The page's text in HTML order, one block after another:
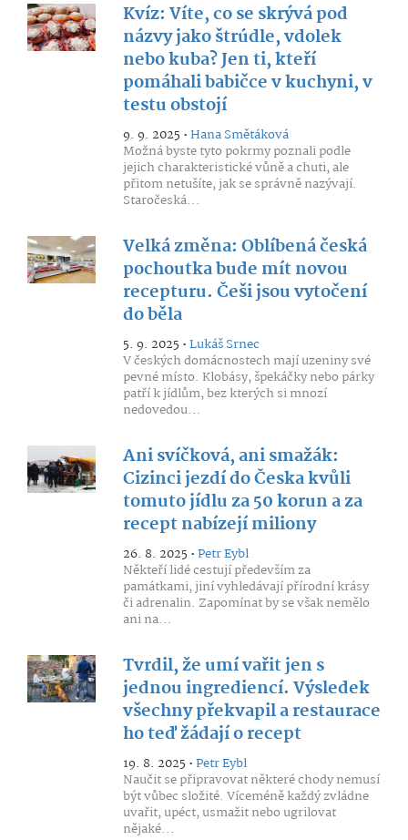
Kvíz: Víte, co se skrývá pod
názvy jako štrúdle, vdolek
nebo kuba? Jen ti, kteří
pomáhali babičce v kuchyni, v
testu obstojí
9. 9. 2025 •Hana Smětáková
Možná byste tyto pokrmy poznali podle
jejich charakteristické vůně a chuti, ale
přitom netušíte, jak se správně nazývají.
Staročeská...
Velká změna: Oblíbená česká
pochoutka bude mít novou
recepturu. Češi jsou vytočení
do běla
5. 9. 2025 •Lukáš Srnec
V českých domácnostech mají uzeniny své
pevné místo. Klobásy, špekáčky nebo párky
patří k jídlům, bez kterých si mnozí
nedovedou...
Ani svíčková, ani smažák:
Cizinci jezdí do Česka kvůli
tomuto jídlu za 50 korun a za
recept nabízejí miliony
26. 8. 2025 •Petr Eybl
Někteří lidé cestují především za
památkami, jiní vyhledávají přírodní krásy
či adrenalin. Zapomínat by se však nemělo
ani na...
Tvrdil, že umí vařit jen s
jednou ingrediencí. Výsledek
všechny překvapil a restaurace
ho teď žádají o recept
19. 8. 2025 •Petr Eybl
Naučit se připravovat některé chody nemusí
být vůbec složité. Víceméně každý zvládne
uvařit, upéct, usmažit nebo ugrilovat
nějaké...